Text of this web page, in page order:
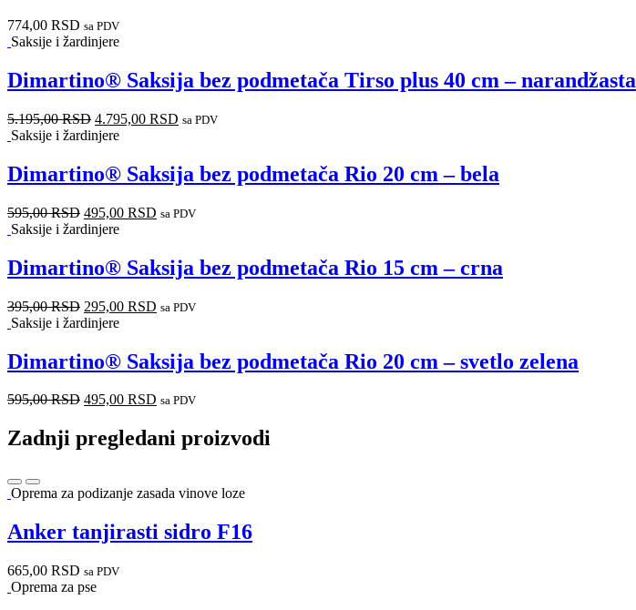
774,00 RSD sa PDV
Saksije i žardinjere
Dimartino® Saksija bez podmetača Tirso plus 40 cm – narandžasta
5.195,00RSD 4.795,00 RSD sa PDV
Saksije i žardinjere
Dimartino® Saksija bez podmetača Rio 20 cm – bela
595,00RSD 495,00 RSD sa PDV
Saksije i žardinjere
Dimartino® Saksija bez podmetača Rio 15 cm – crna
395,00RSD 295,00 RSD sa PDV
Saksije i žardinjere
Dimartino® Saksija bez podmetača Rio 20 cm – svetlo zelena
595,00RSD 495,00 RSD sa PDV
Zadnji pregledani proizvodi
Oprema za podizanje zasada vinove loze
Anker tanjirasti sidro F16
665,00 RSD sa PDV
Oprema za pse